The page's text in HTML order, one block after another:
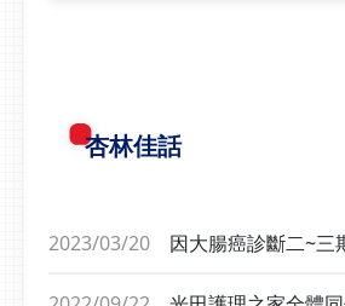
杏林佳話
2023/03/20
因大腸癌診斷二~三